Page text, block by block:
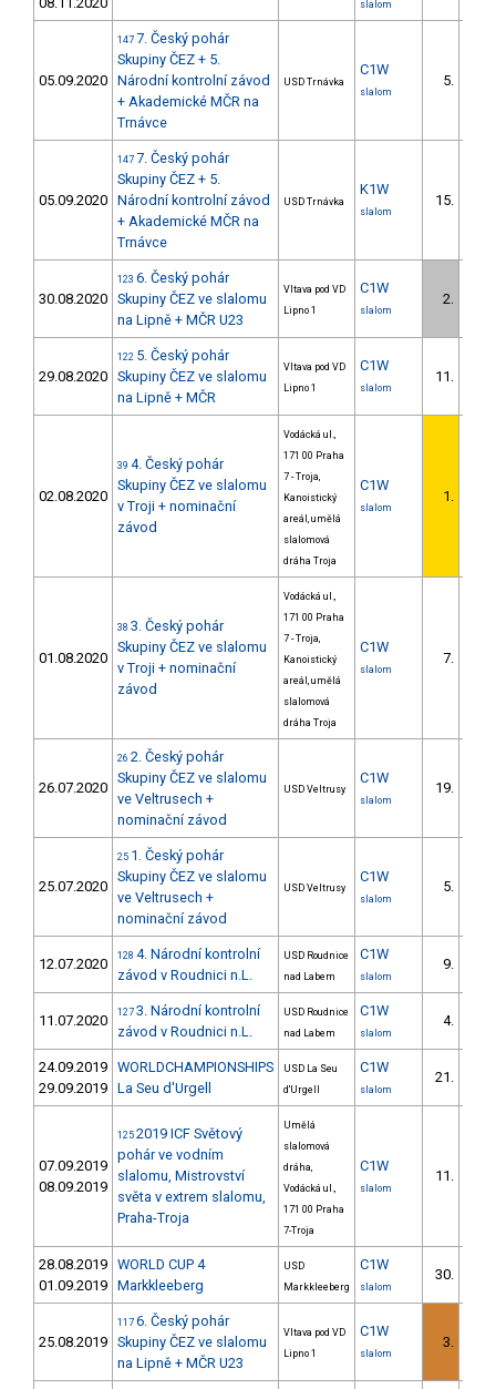
slalom
05.09.2020
147 7. Český pohár
Skupiny ČEZ + 5.
Národní kontrolní závod
+ Akademické MČR na
Trnávce
USD Trnávka
C1W
slalom
5.
05.09.2020
147 7. Český pohár
Skupiny ČEZ + 5.
Národní kontrolní závod
+ Akademické MČR na
Trnávce
USD Trnávka
K1W
slalom
15.
30.08.2020
123 6. Český pohár
Skupiny ČEZ ve slalomu
na Lipně + MČR U23
Vltava pod VD
Lipno 1
C1W
slalom
2.
29.08.2020
122 5. Český pohár
Skupiny ČEZ ve slalomu
na Lipně + MČR
Vltava pod VD
Lipno 1
C1W
slalom
11.
02.08.2020
39 4. Český pohár
Skupiny ČEZ ve slalomu
v Troji + nominační
závod
Vodácká ul.,
171 00 Praha
7 - Troja,
Kanoistický
areál, umělá
slalomová
dráha Troja
C1W
slalom
1.
01.08.2020
38 3. Český pohár
Skupiny ČEZ ve slalomu
v Troji + nominační
závod
Vodácká ul.,
171 00 Praha
7 - Troja,
Kanoistický
areál, umělá
slalomová
dráha Troja
C1W
slalom
7.
26.07.2020
26 2. Český pohár
Skupiny ČEZ ve slalomu
ve Veltrusech +
nominační závod
USD Veltrusy
C1W
slalom
19.
25.07.2020
25 1. Český pohár
Skupiny ČEZ ve slalomu
ve Veltrusech +
nominační závod
USD Veltrusy
C1W
slalom
5.
12.07.2020 128 4. Národní kontrolní
závod v Roudnici n.L.
USD Roudnice
nad Labem
C1W
slalom
9.
11.07.2020 127 3. Národní kontrolní
závod v Roudnici n.L.
USD Roudnice
nad Labem
C1W
slalom
4.
24.09.2019
29.09.2019
WORLDCHAMPIONSHIPS
La Seu d'Urgell
USD La Seu
d'Urgell
C1W
slalom
21.
07.09.2019
08.09.2019
125 2019 ICF Světový
pohár ve vodním
slalomu, Mistrovství
světa v extrem slalomu,
Praha-Troja
Umělá
slalomová
dráha,
Vodácká ul.,
171 00 Praha
7-Troja
C1W
slalom
11.
28.08.2019
01.09.2019
WORLD CUP 4
Markkleeberg
USD
Markkleeberg
C1W
slalom
30.
25.08.2019
117 6. Český pohár
Skupiny ČEZ ve slalomu
na Lipně + MČR U23
Vltava pod VD
Lipno 1
C1W
slalom
3.